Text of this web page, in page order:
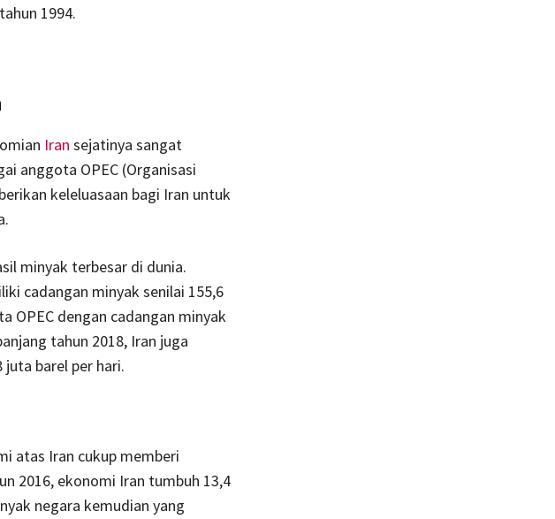
1994.
Iran sejatinya sangat
anggota OPEC (Organisasi
keleluasaan bagi Iran untuk
minyak terbesar di dunia.
cadangan minyak senilai 155,6
OPEC dengan cadangan minyak
tahun 2018, Iran juga
barel per hari.
atas Iran cukup memberi
2016, ekonomi Iran tumbuh 13,4
negara kemudian yang